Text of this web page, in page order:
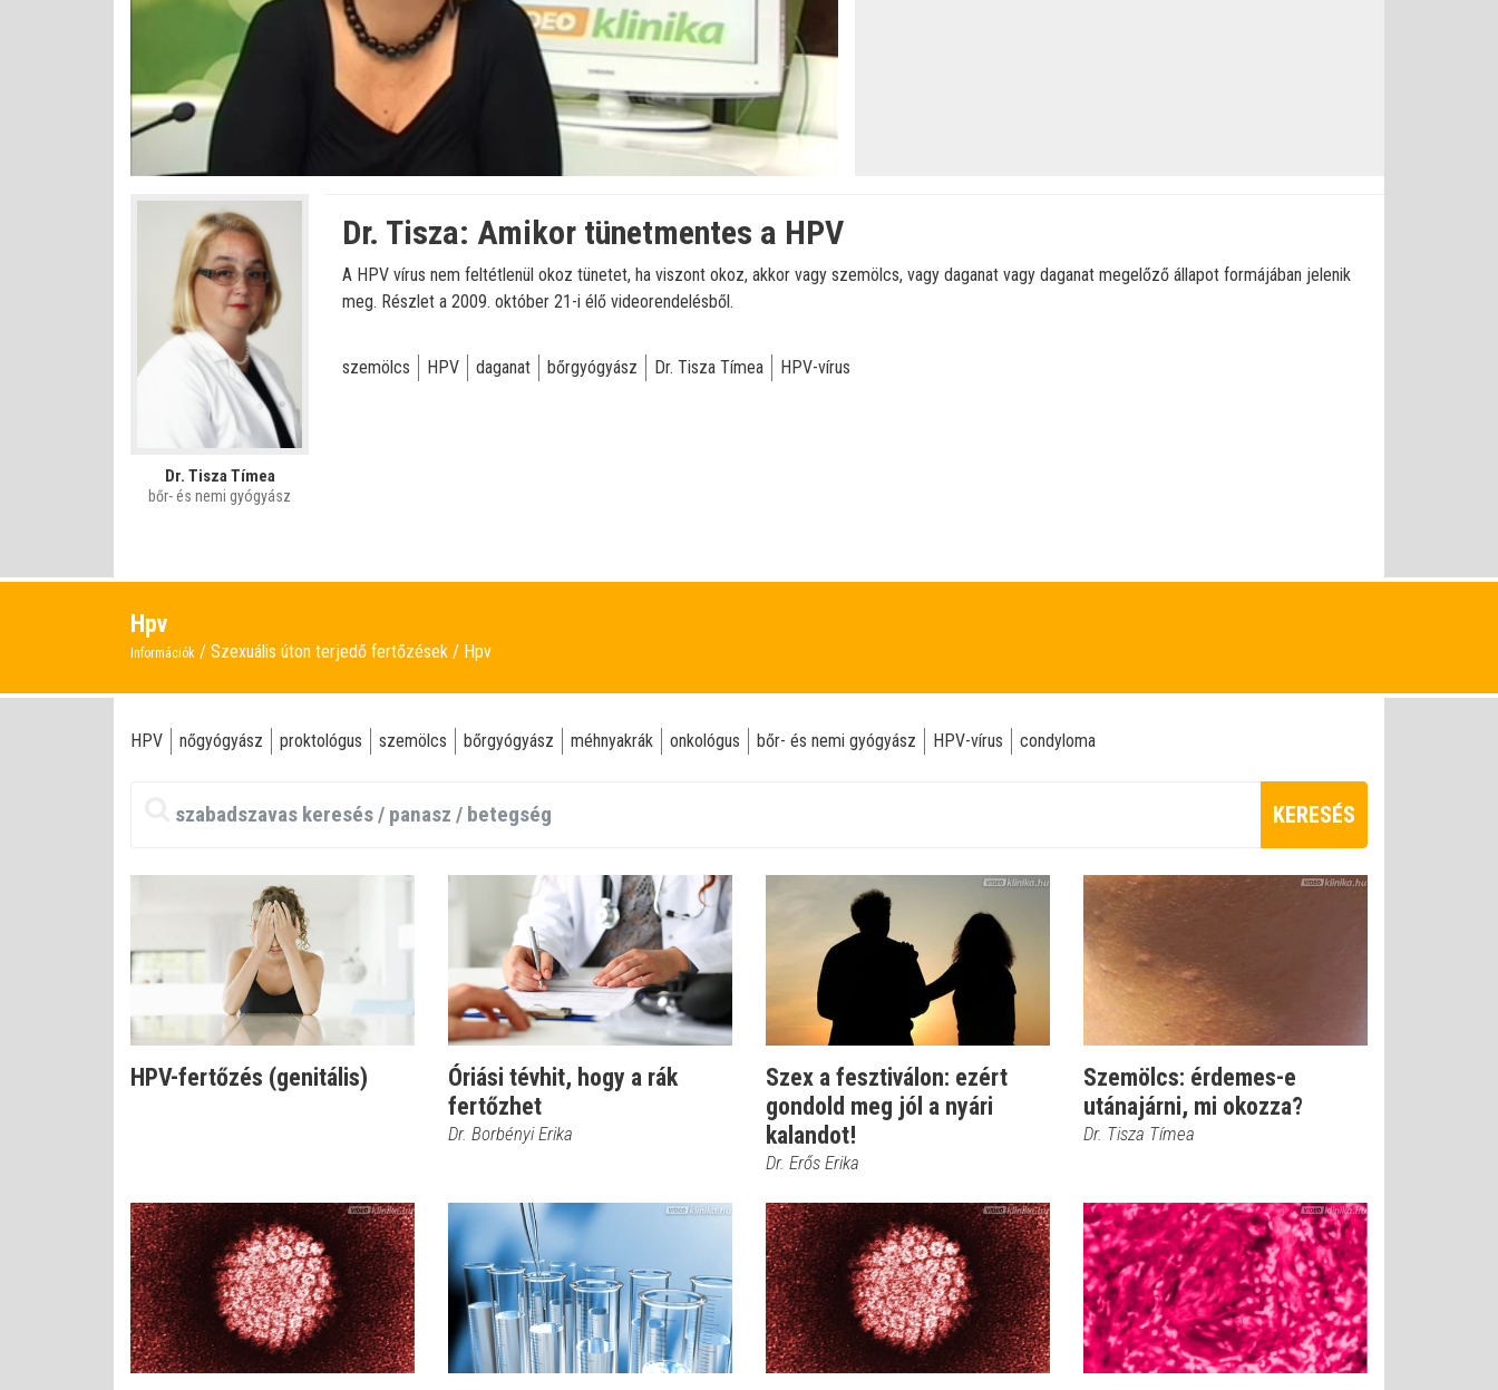
Némítás
kikapcsolva
0%
0%
Dr. Tisza Tímea
bőr- és nemi gyógyász
Dr. Tisza: Amikor tünetmentes a HPV
A HPV vírus nem feltétlenül okoz tünetet, ha viszont okoz, akkor vagy szemölcs, vagy daganat vagy daganat megelőző állapot formájában jelenik
meg. Részlet a 2009. október 21-i élő videorendelésből.
szemölcs HPV daganat bőrgyógyász Dr. Tisza Tímea HPV-vírus
Hpv
Információk Szexuális úton terjedő fertőzések Hpv
HPV nőgyógyász proktológus szemölcs bőrgyógyász méhnyakrák onkológus bőr- és nemi gyógyász HPV-vírus condyloma
KERESÉS
HPV-fertőzés (genitális)
Óriási tévhit, hogy a rák
fertőzhet
Dr. Borbényi Erika
Szex a fesztiválon: ezért
gondold meg jól a nyári
kalandot!
Dr. Erős Erika
Szemölcs: érdemes-e
utánajárni, mi okozza?
Dr. Tisza Tímea